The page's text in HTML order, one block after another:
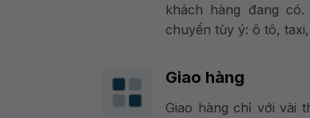
khách hàng đang
chuyển tùy ý: ô tô,
Giao hàng
Giao hàng chỉ với vài